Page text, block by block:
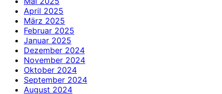
April 2025
März 2025
Februar 2025
Januar 2025
Dezember 2024
November 2024
Oktober 2024
September 2024
August 2024